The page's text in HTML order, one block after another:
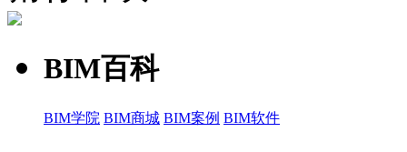
BIM百科
BIM学院 BIM商城 BIM案例 BIM软件